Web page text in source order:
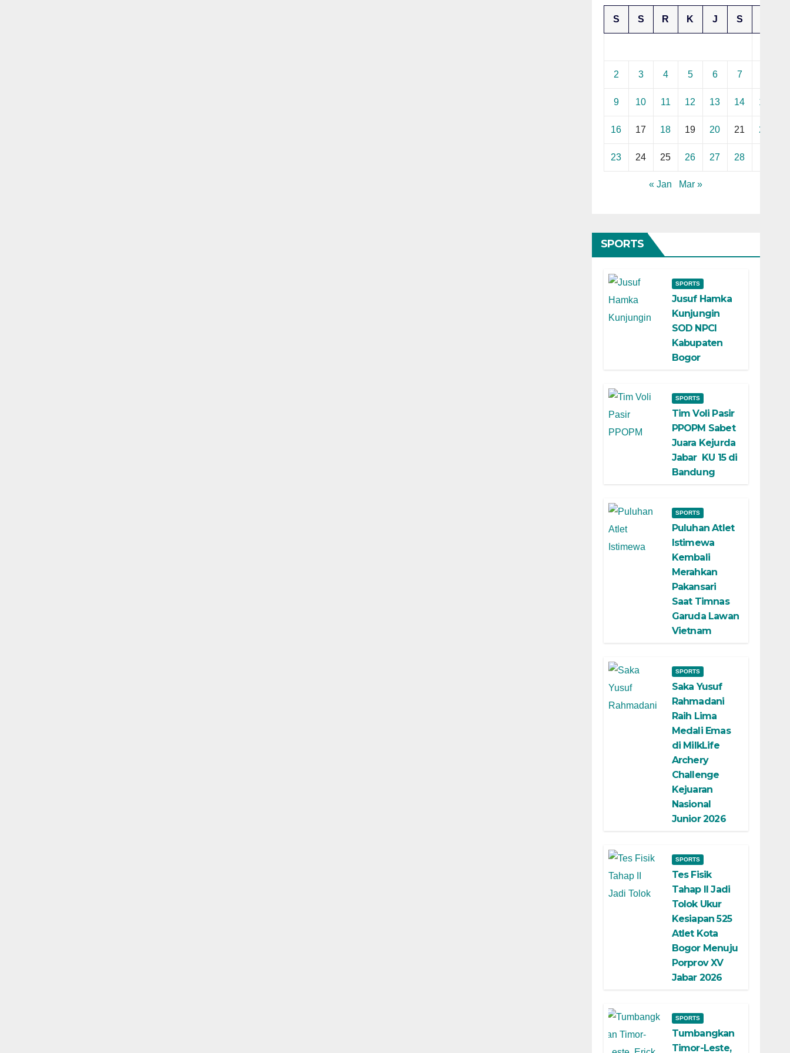
S S R K J S
2 3 4 5 6 7
9 10 11 12 13 14 15
16 17 18 19 20 21 22
23 24 25 26 27 28
« Jan Mar »
SPORTS
SPORTS
Jusuf Hamka
Kunjungin
SOD NPCI
Kabupaten
Bogor
SPORTS
Tim Voli Pasir
PPOPM Sabet
Juara Kejurda
Jabar KU 15 di
Bandung
SPORTS
Puluhan Atlet
Istimewa
Kembali
Merahkan
Pakansari
Saat Timnas
Garuda Lawan
Vietnam
SPORTS
Saka Yusuf
Rahmadani
Raih Lima
Medali Emas
di MilkLife
Archery
Challenge
Kejuaran
Nasional
Junior 2026
SPORTS
Tes Fisik
Tahap II Jadi
Tolok Ukur
Kesiapan 525
Atlet Kota
Bogor Menuju
Porprov XV
Jabar 2026
SPORTS
Tumbangkan
Timor-Leste,